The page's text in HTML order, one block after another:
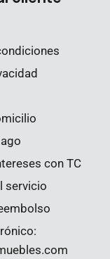
con TC
servicio